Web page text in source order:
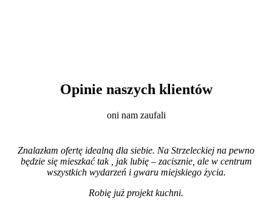
Opinie naszych klientów
oni nam zaufali
Znalazłam ofertę idealną dla siebie. Na Strzeleckiej na pewno
będzie się mieszkać tak , jak lubię – zacisznie, ale w centrum
wszystkich wydarzeń i gwaru miejskiego życia.
Robię już projekt kuchni.